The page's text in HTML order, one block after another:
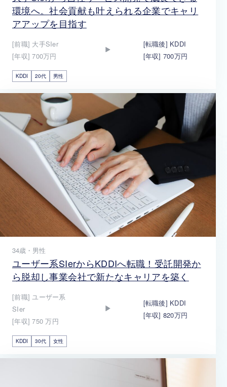
環境へ。社会貢献も叶えられる企業でキャリ
アアップを目指す
[前職] 大手SIer
[年収] 700万円
[転職後] KDDI
[年収] 700万円
KDDI 20代 男性
34歳・男性
ユーザー系SIerからKDDIへ転職！受託開発か
ら脱却し事業会社で新たなキャリアを築く
[前職] ユーザー系
SIer
[年収] 750 万円
[転職後] KDDI
[年収] 820万円
KDDI 30代 女性